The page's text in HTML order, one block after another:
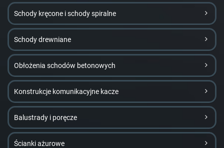
Schody kręcone i schody spiralne
Schody drewniane
Obłożenia schodów betonowych
Konstrukcje komunikacyjne kacze
Balustrady i poręcze
Ścianki ażurowe